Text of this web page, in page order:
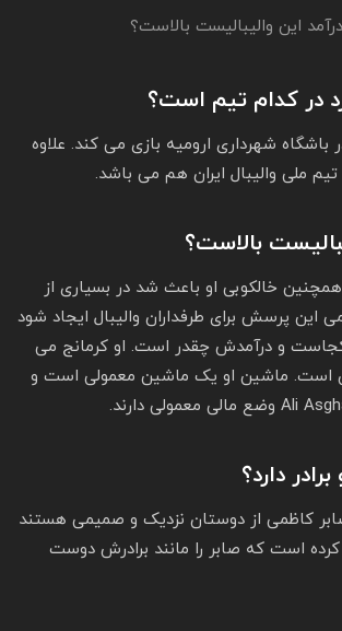
در کدام تیم است؟
باشگاه شهرداری ارومیه بازی می کند. علاوه
تیم ملی والیبال ایران هم می باشد.
بالاست؟
خالکوبی او باعث شد در بسیاری از
این پرسش برای طرفداران والیبال ایجاد شود
و درآمدش چقدر است. او کرمانج می
است. ماشین او یک ماشین معمولی است و
دارد؟
کاظمی از دوستان نزدیک و صمیمی هستند
کرده است که صابر را مانند برادرش دوست